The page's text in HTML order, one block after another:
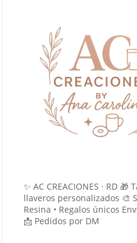
✨ AC CREACIONES · RD 🎁
llaveros personalizados 🎨
Resina • Regalos únicos
📩 Pedidos por DM